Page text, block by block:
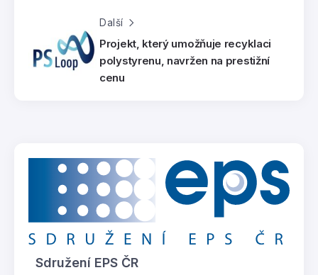
Další
Projekt, který umožňuje recyklaci
polystyrenu, navržen na prestižní
cenu
Sdružení EPS ČR